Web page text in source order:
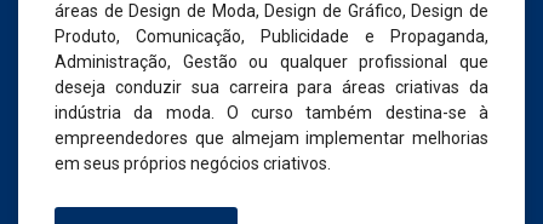
áreas de Design de Moda, Design de Gráfico, Design de
Produto, Comunicação, Publicidade e Propaganda,
Administração, Gestão ou qualquer profissional que
deseja conduzir sua carreira para áreas criativas da
indústria da moda. O curso também destina-se à
empreendedores que almejam implementar melhorias
em seus próprios negócios criativos.